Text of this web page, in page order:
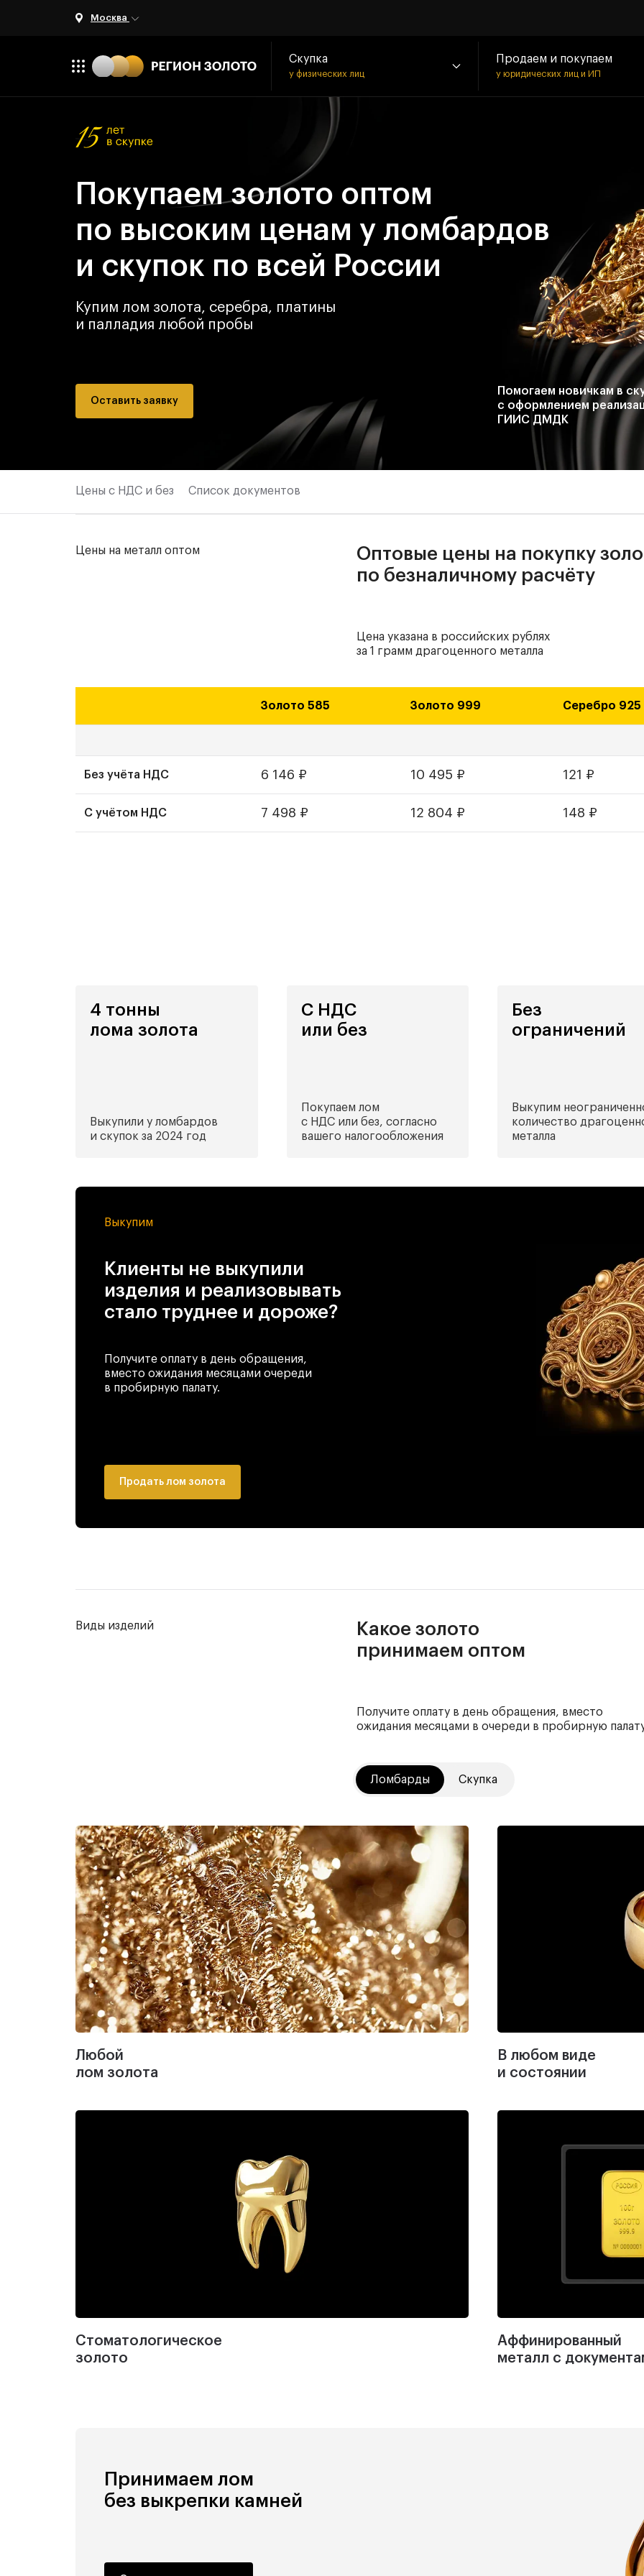
Москва
Скупка
у физических лиц
Продаем и покупаем
у юридических лиц и ИП
Покупаем золото оптом
по высоким ценам у ломбардов
и скупок по всей России
Купим лом золота, серебра, платины
и палладия любой пробы
Оставить заявку
Помогаем новичкам в
с оформлением
ГИИС ДМДК
Цены с НДС и без Список документов
Цены на металл оптом
Оптовые цены на покупку
по безналичному расчёту
Цена указана в российских рублях
за 1 грамм драгоценного металла
Золото 585 Золото 999 Серебро 925
Без учёта НДС 6 146 ₽ 10 495 ₽ 121 ₽
С учётом НДС 7 498 ₽ 12 804 ₽ 148 ₽
4 тонны
лома золота
Выкупили у ломбардов
и скупок за 2024 год
С НДС
или без
Покупаем лом
с НДС или без, согласно
вашего налогообложения
Без
ограничений
Выкупим
количество
металла
Выкупим
Клиенты не выкупили
изделия и реализовывать
стало труднее и дороже?
Получите оплату в день обращения,
вместо ожидания месяцами очереди
в пробирную палату.
Продать лом золота
Виды изделий
Какое золото
принимаем оптом
Получите оплату в день обращения, вместо
ожидания месяцами в очереди в пробирную
Ломбарды Скупка
Любой
лом золота
В любом виде
и состоянии
Стоматологическое
золото
Аффинированный
металл с
Принимаем лом
без выкрепки камней